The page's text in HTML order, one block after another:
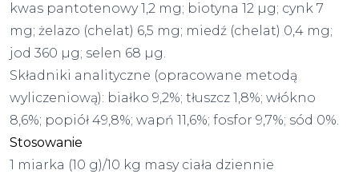
kwas pantotenowy 1,2 mg; biotyna 12 µg; cynk 7
mg; żelazo (chelat) 6,5 mg; miedź (chelat) 0,4 mg;
jod 360 µg; selen 68 µg.
Składniki analityczne (opracowane metodą
wyliczeniową): białko 9,2%; tłuszcz 1,8%; włókno
8,6%; popiół 49,8%; wapń 11,6%; fosfor 9,7%; sód 0%.
Stosowanie
1 miarka (10 g)/10 kg masy ciała dziennie